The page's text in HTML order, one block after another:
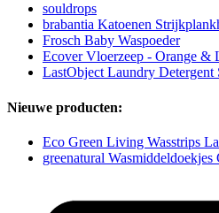
souldrops
brabantia Katoenen
Frosch Baby Waspoeder
Ecover Vloerzeep - Orange &
LastObject Laundry Detergent
Nieuwe producten:
Eco Green Living Wasstrips
greenatural Wasmiddeldoekjes